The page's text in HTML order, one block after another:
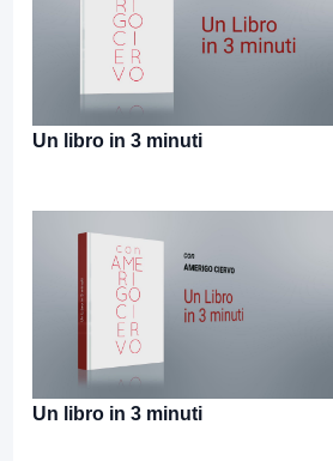
Un libro in 3 minuti
Un libro in 3 minuti